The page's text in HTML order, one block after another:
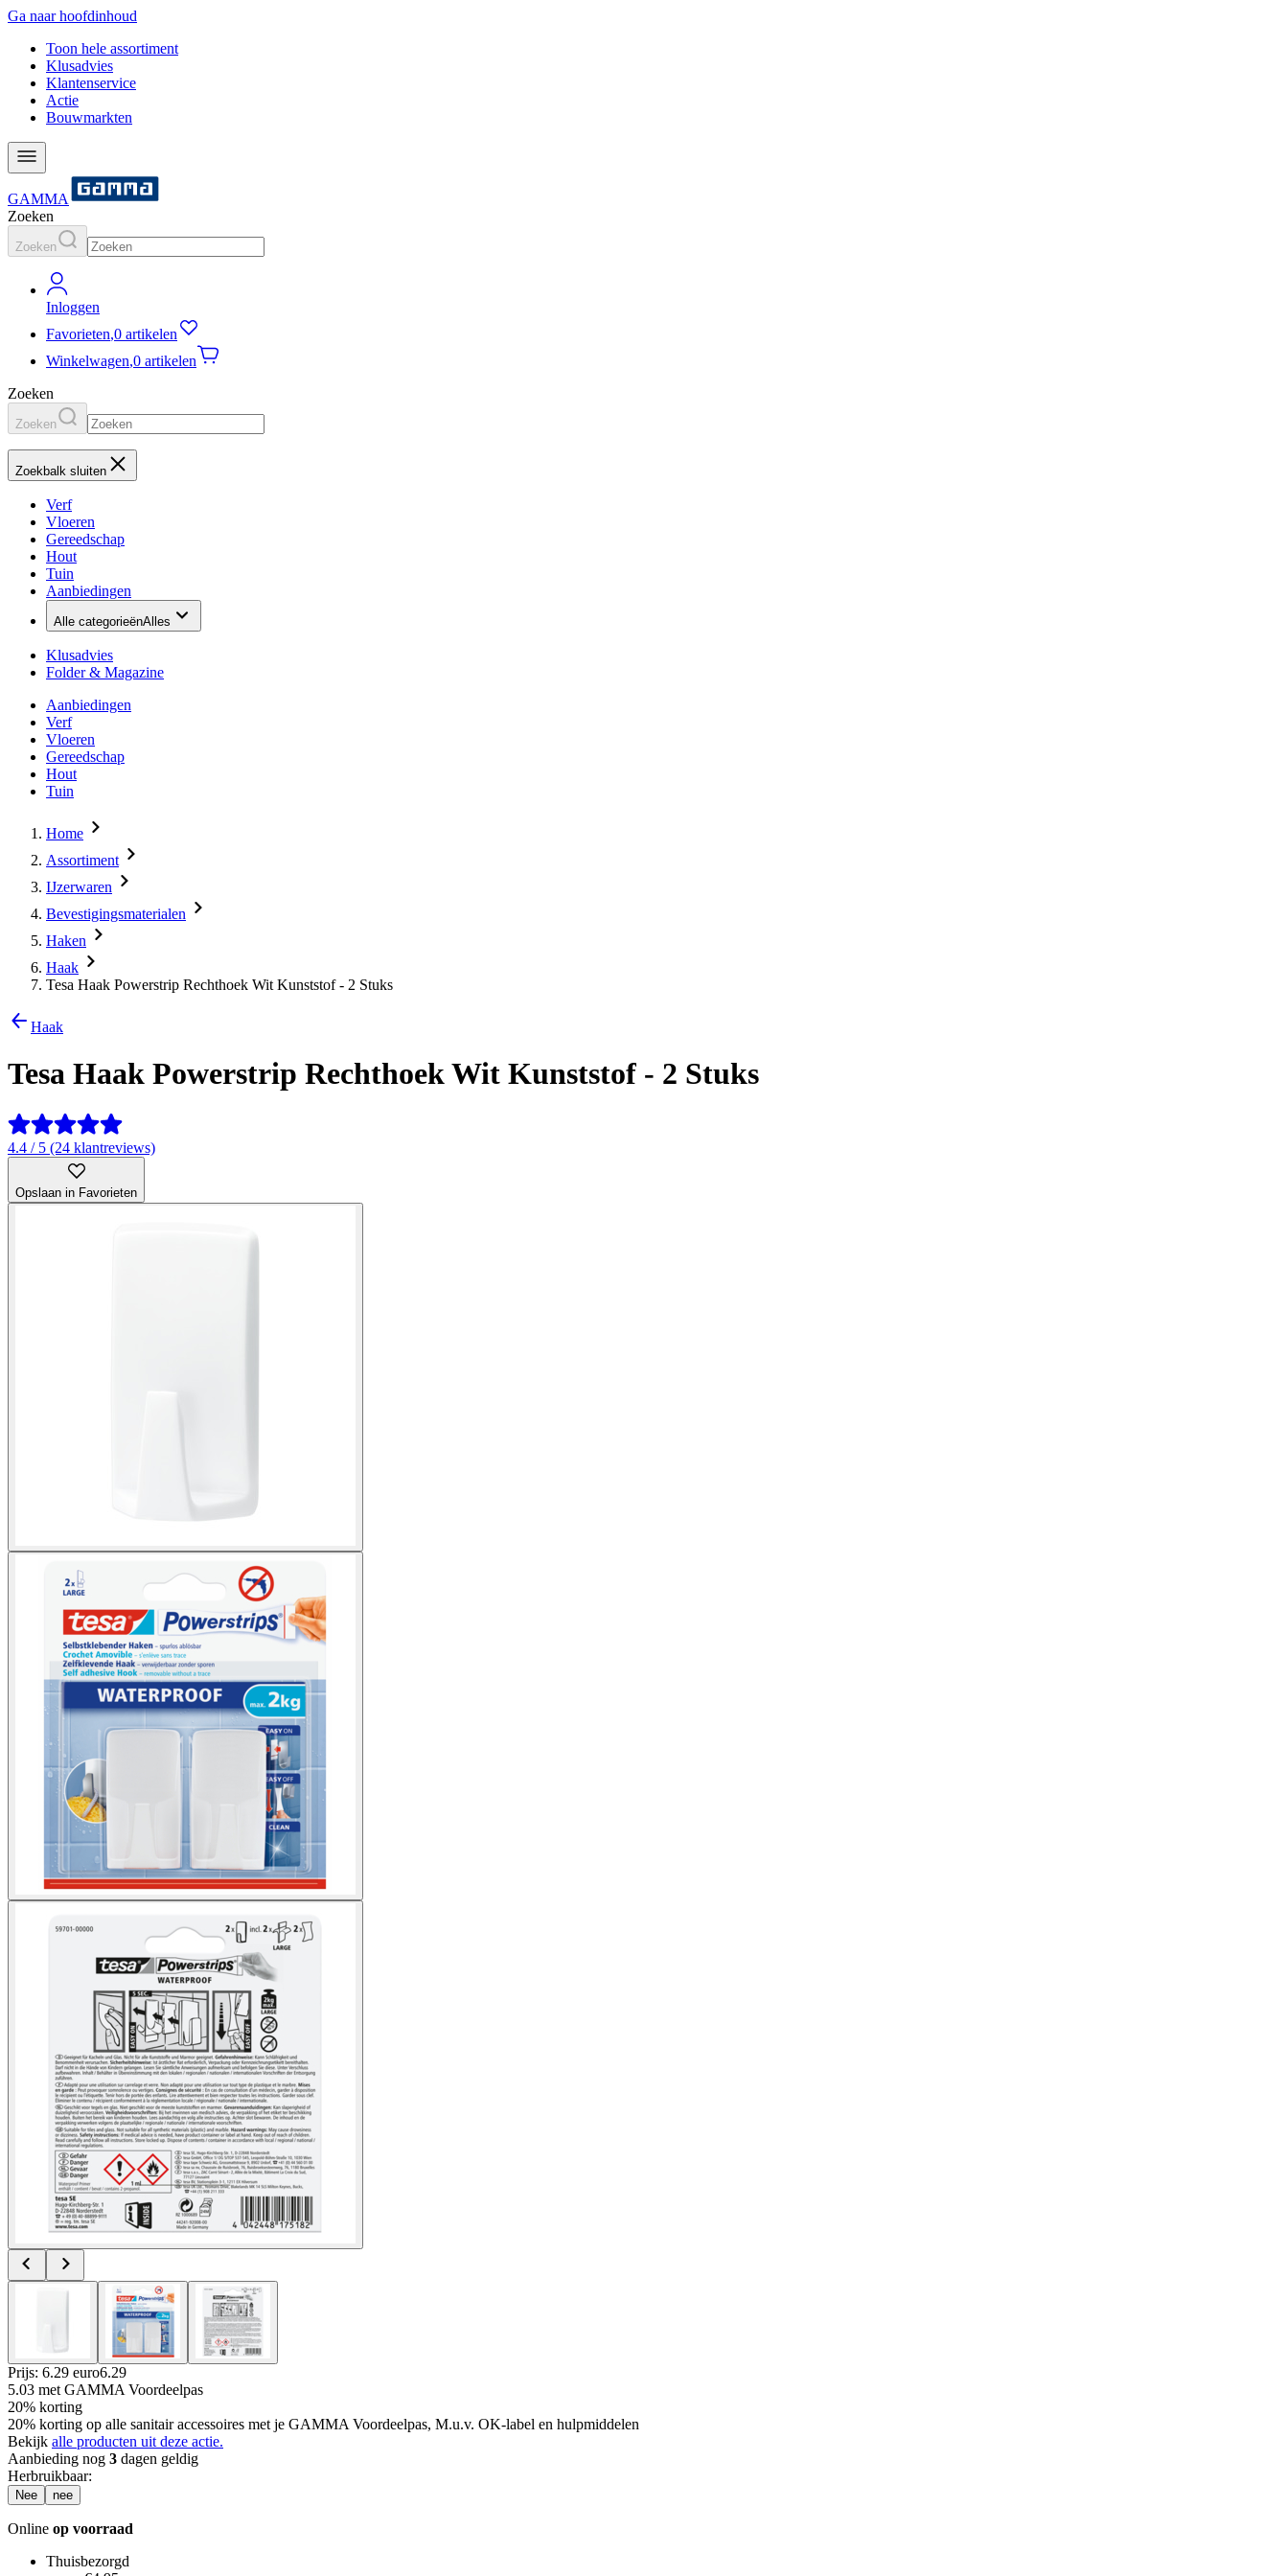
Ga naar hoofdinhoud
Toon hele assortiment
Klusadvies
Klantenservice
Actie
Bouwmarkten
GAMMA
Zoeken
Zoeken
Inloggen
Favorieten,0 artikelen
Winkelwagen,0 artikelen
Zoeken
Zoeken
Zoekbalk sluiten
Verf
Vloeren
Gereedschap
Hout
Tuin
Aanbiedingen
Alle categorieënAlles
Klusadvies
Folder & Magazine
Aanbiedingen
Verf
Vloeren
Gereedschap
Hout
Tuin
Home
Assortiment
IJzerwaren
Bevestigingsmaterialen
Haken
Haak
Tesa Haak Powerstrip Rechthoek Wit Kunststof - 2 Stuks
Haak
Tesa Haak Powerstrip Rechthoek Wit Kunststof - 2 Stuks
4.4 / 5 (24 klantreviews)
Opslaan in Favorieten
Prijs: 6.29 euro6.29
5.03 met GAMMA Voordeelpas
20% korting
20% korting op alle sanitair accessoires met je GAMMA Voordeelpas, M.u.v. OK-label en hulpmiddelen
Bekijk alle producten uit deze actie.
Aanbieding nog 3 dagen geldig
Herbruikbaar:
Nee nee
Online op voorraad
Thuisbezorgd